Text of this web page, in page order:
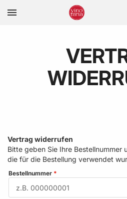
Zur Homepage
Vertrag widerrufen
Bitte geben Sie Ihre Bestellnummer
die für die Bestellung verwendet
Bestellnummer